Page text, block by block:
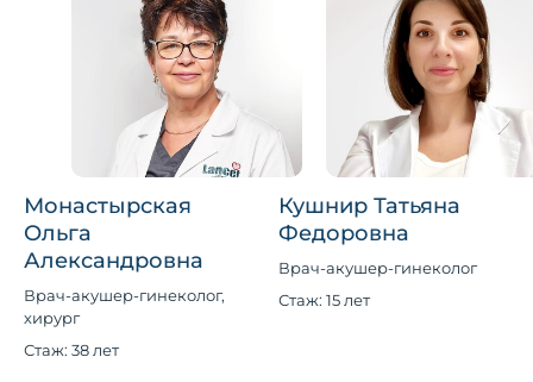
Монастырская
Ольга
Александровна
Врач-акушер-гинеколог,
хирург
Стаж: 38 лет
Кушнир Татьяна
Федоровна
Врач-акушер-гинеколог
Стаж: 15 лет